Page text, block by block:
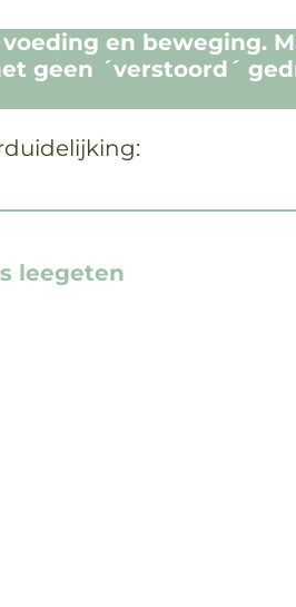
en beweging.
geen ´verstoord´
leegeten